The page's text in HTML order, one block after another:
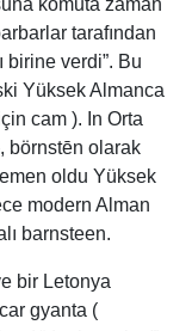
barnsteen.
bir Letonya
gyanta (
( “deniz-reçine”).
Amerika amber
ve Woodbury